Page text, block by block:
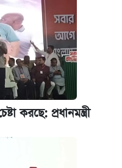
করছে: প্রধানমন্ত্রী